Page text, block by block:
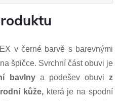
v černé barvě s barevnými
špičce. Svrchní část obuvi je
bavlnya podešev obuvi z
kůže,která je na spodní